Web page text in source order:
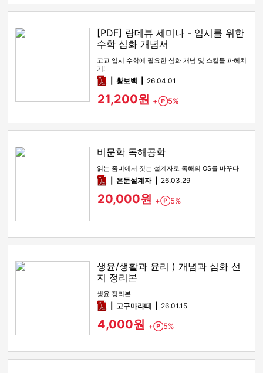
[PDF] 랑데뷰 세미나 - 입시를 위한
수학 심화 개념서
고교 입시 수학에 필요한 심화 개념 및 스킬들 파헤치
기!
pdf황보백 26.04.01
21,200원 + Point
5%
비문학 독해공학
읽는 좀비에서 짓는 설계자로 독해의 OS를 바꾸다
pdf은둔설계자 26.03.29
20,000원 + Point
5%
생윤/생활과 윤리 ) 개념과 심화 선
지 정리본
생윤 정리본
pdf고구마라떼 26.01.15
4,000원 + Point
5%